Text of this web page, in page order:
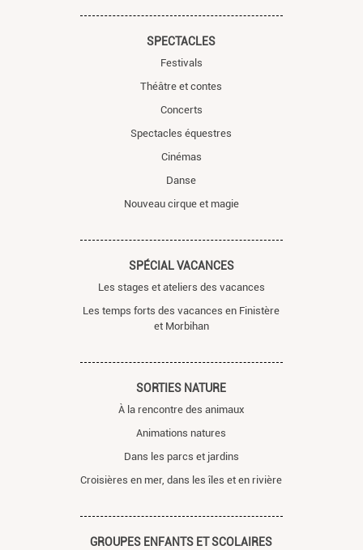
SPECTACLES
Festivals
Théâtre et contes
Concerts
Spectacles équestres
Cinémas
Danse
Nouveau cirque et magie
SPÉCIAL VACANCES
Les stages et ateliers des vacances
Les temps forts des vacances en Finistère
et Morbihan
SORTIES NATURE
À la rencontre des animaux
Animations natures
Dans les parcs et jardins
Croisières en mer, dans les îles et en rivière
GROUPES ENFANTS ET SCOLAIRES